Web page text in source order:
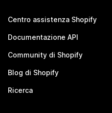
Centro assistenza Shopify
Documentazione API
Community di Shopify
Blog di Shopify
Ricerca